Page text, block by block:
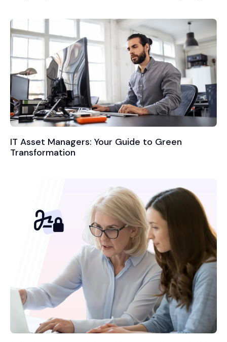
IT Asset Managers: Your Guide to Green
Transformation